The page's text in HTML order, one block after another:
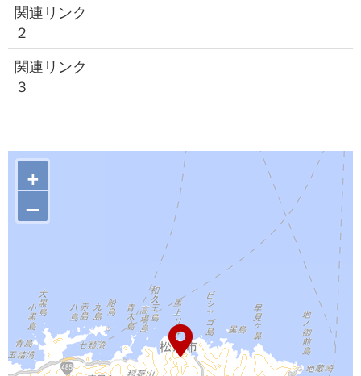
関連リンク
２
関連リンク
３
+
–